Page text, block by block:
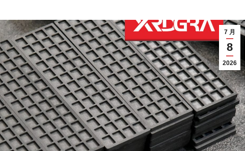
7 月
8
2026